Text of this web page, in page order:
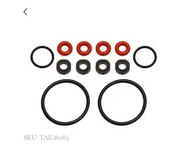
SKU: TAE-81185